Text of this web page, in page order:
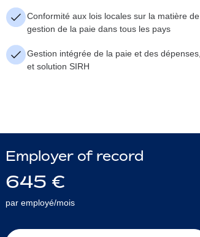
Conformité aux lois locales sur la matière de
gestion de la paie dans tous les pays
Gestion intégrée de la paie et des dépenses,
et solution SIRH
Employer of record
645 €
par employé/mois